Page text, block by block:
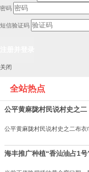
密码
短信验证码
关闭
全站热点
公平黄麻陇村民说村史之二
公平黄麻陇村民说村史之二布衣
海丰推广种植“香汕油占1号